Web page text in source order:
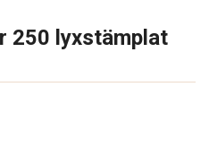
250 lyxstämplat